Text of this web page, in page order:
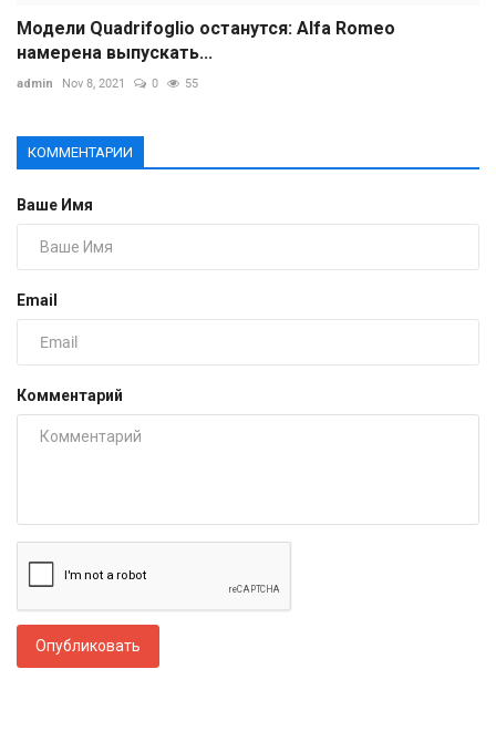
Модели Quadrifoglio останутся: Alfa Romeo
намерена выпускать...
admin Nov 8, 2021 0 55
КОММЕНТАРИИ
Ваше Имя
Email
Комментарий
Опубликовать